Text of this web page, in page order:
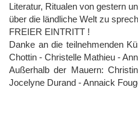
Literatur, Ritualen von gestern
über die ländliche Welt zu
FREIER EINTRITT !
Danke an die teilnehmenden
Chottin - Christelle Mathieu -
Außerhalb der Mauern:
Jocelyne Durand - Annaick